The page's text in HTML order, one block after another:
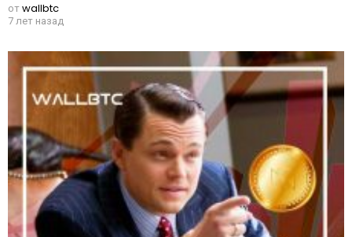
отwallbtc
7 лет назад